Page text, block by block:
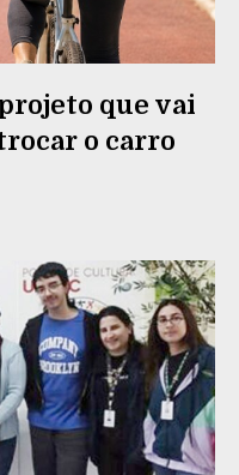
que vai
o carro